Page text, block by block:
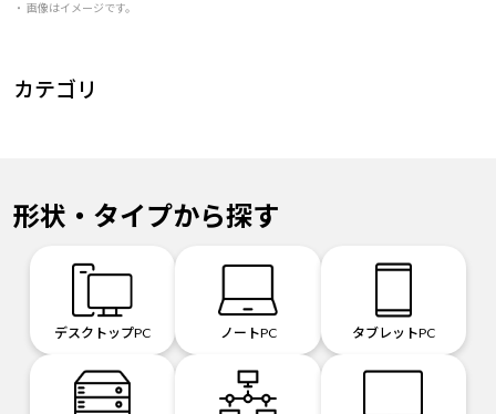
・ 画像はイメージです。
カテゴリ
形状・タイプから探す
デスクトップPC ノートPC タブレットPC